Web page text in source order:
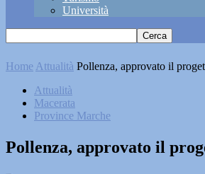
Università
Home Attualità Pollenza, approvato il
Attualità
Macerata
Province Marche
Pollenza, approvato il